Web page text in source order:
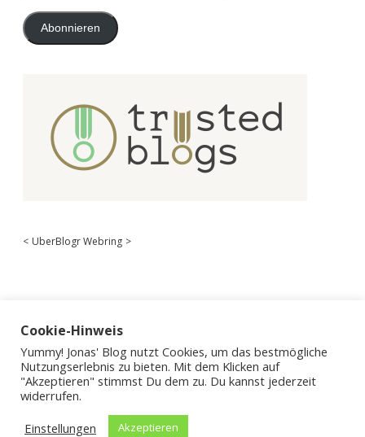
Abonnieren
< UberBlogr Webring >
Cookie-Hinweis
Yummy! Jonas' Blog nutzt Cookies, um das bestmögliche
Nutzungserlebnis zu bieten. Mit dem Klicken auf
"Akzeptieren" stimmst Du dem zu. Du kannst jederzeit
widerrufen.
Einstellungen
Akzeptieren